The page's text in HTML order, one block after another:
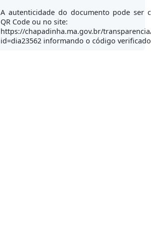
A autenticidade do documento pode ser
QR Code ou no site:
https://chapadinha.ma.gov.br/
id=dia23562 informando o código